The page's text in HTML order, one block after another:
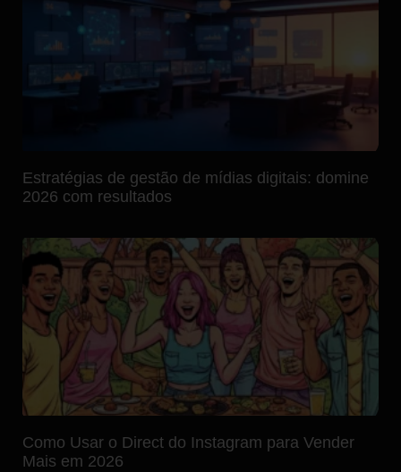
Estratégias de gestão de mídias digitais: domine
2026 com resultados
Como Usar o Direct do Instagram para Vender
Mais em 2026